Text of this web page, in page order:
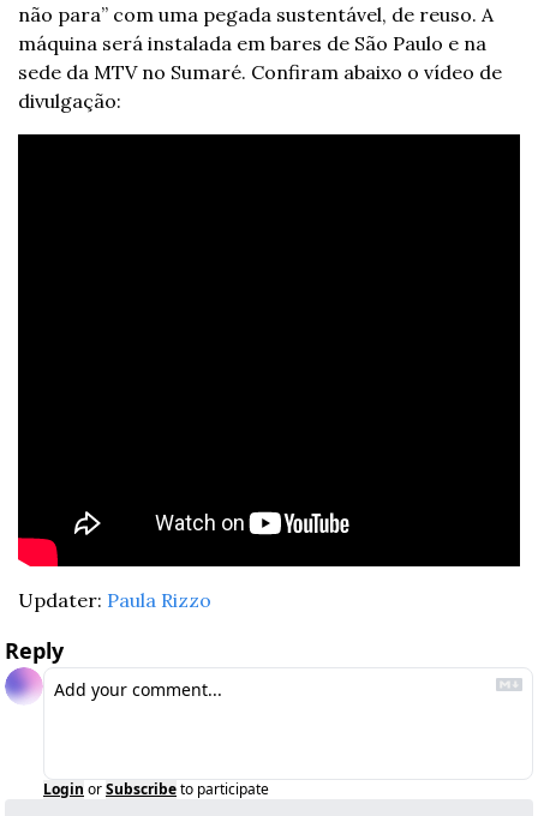
não para” com uma pegada sustentável, de reuso. A
máquina será instalada em bares de São Paulo e na
sede da MTV no Sumaré. Confiram abaixo o vídeo de
divulgação:
Updater: Paula Rizzo
Reply
Login orSubscribeto participate